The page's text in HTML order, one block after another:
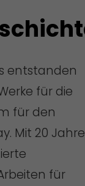
entstanden
für die
für den
Mit 20
für